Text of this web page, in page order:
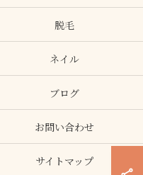
脱毛
ネイル
ブログ
お問い合わせ
サイトマップ